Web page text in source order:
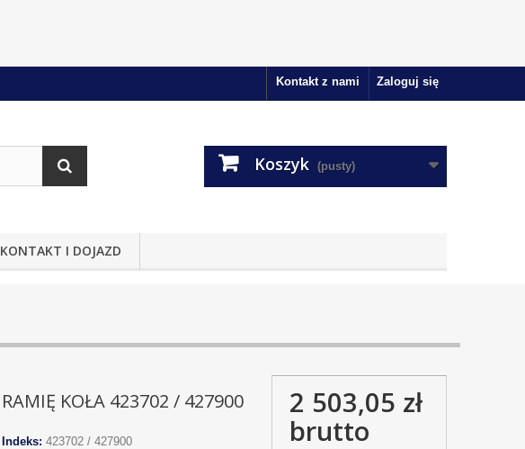
Zaloguj się
Kontakt z nami
Koszyk (pusty)
KONTAKT I DOJAZD
RAMIĘ KOŁA 423702 / 427900
Indeks: 423702 / 427900
2 503,05 zł
brutto